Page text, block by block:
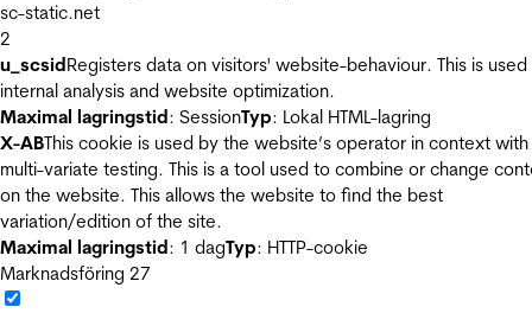
sc-static.net
2
u_scsidRegisters data on visitors' website-behaviour. This is
internal analysis and website optimization.
Maximal lagringstid: SessionTyp: Lokal HTML-lagring
X-ABThis cookie is used by the website’s operator in context with
multi-variate testing. This is a tool used to combine or change
on the website. This allows the website to find the best
variation/edition of the site.
Maximal lagringstid: 1 dagTyp: HTTP-cookie
Marknadsföring 27